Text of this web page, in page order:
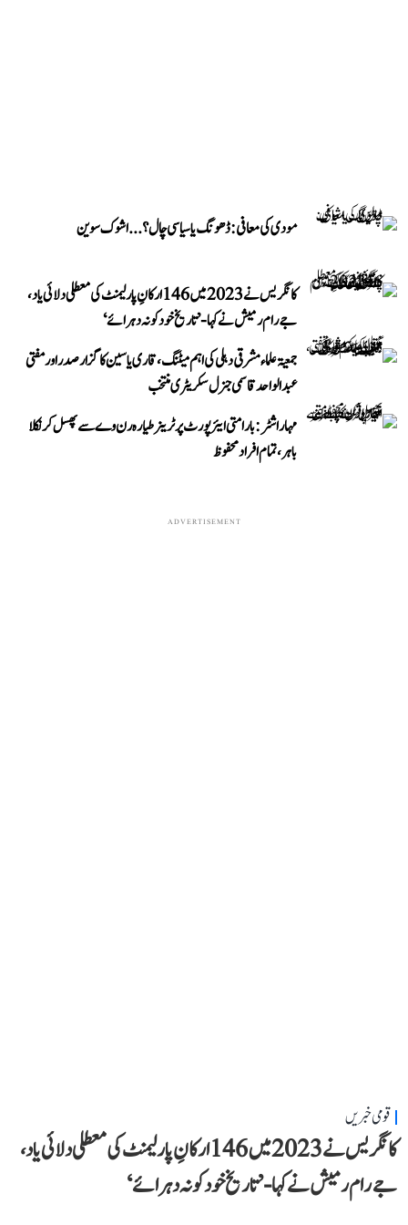
مودی کی معافی: ڈھونگ یا سیاسی چال؟...اشوک سوین
کانگریس نے 2023 میں 146 ارکانِ پارلیمنٹ کی معطلی دلائی یاد،
جے رام رمیش نے کہا- ’تاریخ خود کو نہ دہرائے‘
جمعیۃ علماء مشرقی دہلی کی اہم میٹنگ، قاری یاسین کا گزار صدر اور مفتی
عبد الواحد قاسمی جنرل سکریٹری منتخب
مہاراشٹر: بارامتی ایئرپورٹ پر ٹرینر طیارہ رن وے سے پھسل کر نکلا
باہر، تمام افراد محفوظ
ADVERTISEMENT
قومی خبریں
کانگریس نے 2023 میں 146 ارکانِ پارلیمنٹ کی معطلی دلائی یاد،
جے رام رمیش نے کہا- ’تاریخ خود کو نہ دہرائے‘